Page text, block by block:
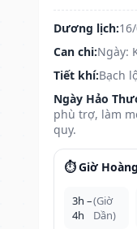
Dương lịch:
Can chi:Ngày:
Tiết khí:Bạch
Ngày Hảo
phù trợ, làm
quy.
⏱️ Giờ
3h –
4h
(Giờ
Dần)